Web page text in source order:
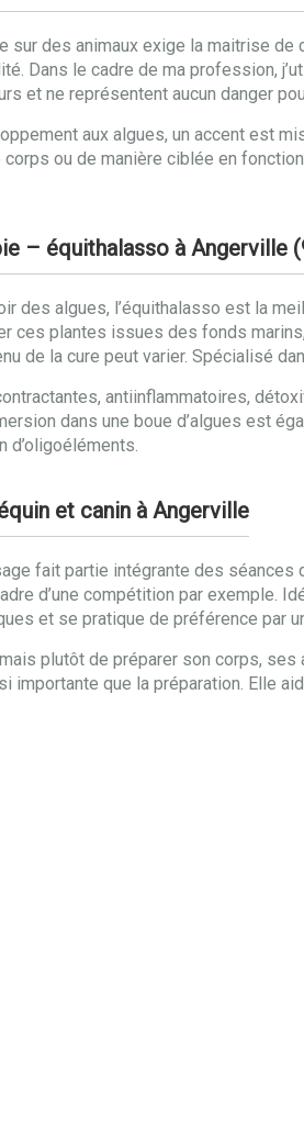
des animaux exige la maitrise
Dans le cadre de ma profession,
et ne représentent aucun danger
aux algues, un accent est
ou de manière ciblée en
– équithalasso à Angerville
des algues, l’équithalasso est la
ces plantes issues des fonds
de la cure peut varier. Spécialisé
antiinflammatoires,
dans une boue d’algues est
d’oligoéléments.
et canin à Angerville
fait partie intégrante des
d’une compétition par exemple.
et se pratique de préférence par
plutôt de préparer son corps,
importante que la préparation. Elle